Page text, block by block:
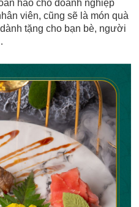
hảo cho doanh nghiệp
viên, cũng sẽ là món quà
tặng cho bạn bè, người